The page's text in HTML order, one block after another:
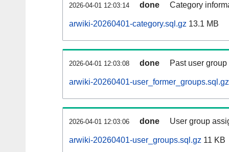
2026-04-01 12:03:14 done Category
arwiki-20260401-category.sql.gz 13.1 MB
2026-04-01 12:03:08 done Past user
arwiki-20260401-user_former_groups.sql.gz
2026-04-01 12:03:06 done User group
arwiki-20260401-user_groups.sql.gz 11 KB